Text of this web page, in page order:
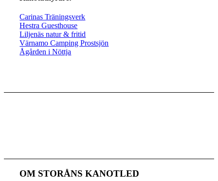
Carinas Träningsverk
Hestra Guesthouse
Liljenäs natur & fritid
Värnamo Camping Prostsjön
Ågården i Nöttja
OM STORÅNS KANOTLED